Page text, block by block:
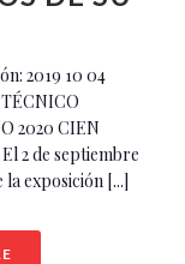
2019 10 04
2020 CIEN
2 de septiembre
la exposición [...]